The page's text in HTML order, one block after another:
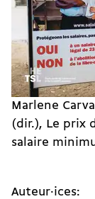
Marlene
(dir.), Le prix
salaire
Auteur·ices: